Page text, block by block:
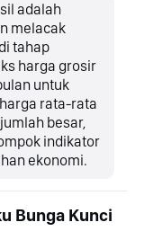
adalah
melacak
tahap
harga grosir
untuk
rata-rata
besar,
indikator
ekonomi.
Bunga Kunci